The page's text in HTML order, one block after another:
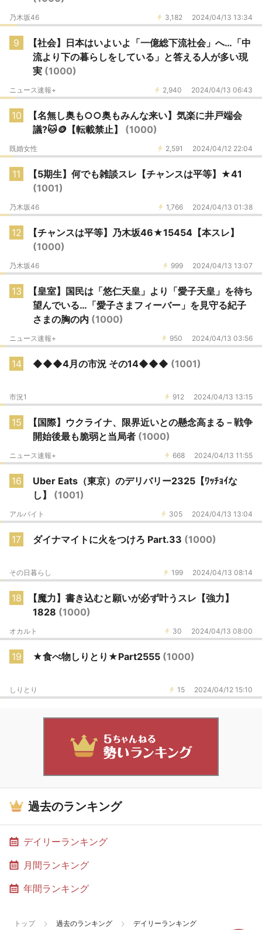
3,182 2024/04/13 13:34
乃木坂46
9
【社会】日本はいよいよ「一億総下流社会」へ…「中
流より下の暮らしをしている」と答える人が多い現
実 (1000)
2,940 2024/04/13 06:43
ニュース速報+
10
【名無し奥も○○奥もみんな来い】気楽に井戸端会
議?🐱🪙【転載禁止】 (1000)
2,591 2024/04/12 22:04
既婚女性
11
【5期生】何でも雑談スレ【チャンスは平等】★41
(1001)
1,766 2024/04/13 01:38
乃木坂46
12
【チャンスは平等】乃木坂46★15454【本スレ】
(1000)
999 2024/04/13 13:07
乃木坂46
13
【皇室】国民は「悠仁天皇」より「愛子天皇」を待ち
望んでいる…「愛子さまフィーバー」を見守る紀子
さまの胸の内 (1000)
950 2024/04/13 03:56
ニュース速報+
14 ◆◆◆4月の市況 その14◆◆◆ (1001)
912 2024/04/13 13:15
市況1
15
【国際】ウクライナ、限界近いとの懸念高まる－戦争
開始後最も脆弱と当局者 (1000)
668 2024/04/13 11:55
ニュース速報+
16
Uber Eats（東京）のデリバリー2325【ﾜｯﾁｮｲな
し】 (1001)
305 2024/04/13 13:04
アルバイト
17 ダイナマイトに火をつけろ Part.33 (1000)
199 2024/04/13 08:14
その日暮らし
18
【魔力】書き込むと願いが必ず叶うスレ【強力】
1828 (1000)
30 2024/04/13 08:00
オカルト
19 ★食べ物しりとり★Part2555 (1000)
15 2024/04/12 15:10
しりとり
過去のランキング
デイリーランキング
月間ランキング
年間ランキング
トップ 過去のランキング デイリーランキング